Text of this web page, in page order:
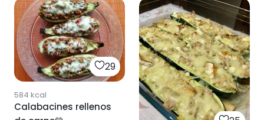
29
584 kcal
Calabacines rellenos